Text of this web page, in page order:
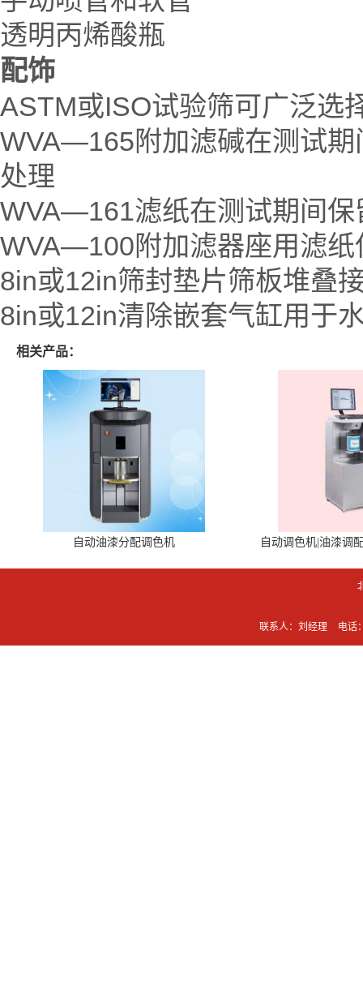
透明丙烯酸瓶
配饰
ASTM或ISO试验筛可广泛选
WVA—165附加滤碱在测试期
处理
WVA—161滤纸在测试期间保
WVA—100附加滤器座用滤纸
8in或12in筛封垫片筛板堆叠
8in或12in清除嵌套气缸用于
相关产品：
自动油漆分配调色机 自动调色机|油漆调
联系人：刘经理 电话